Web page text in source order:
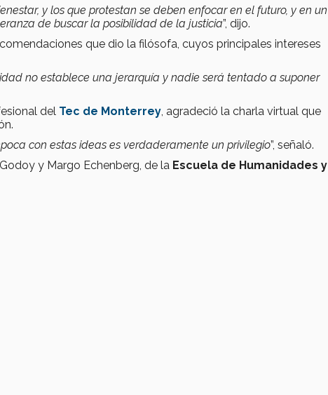
y los que protestan se deben enfocar en el futuro, y en un
de buscar la posibilidad de la justicia”, dijo.
que dio la filósofa, cuyos principales intereses
no establece una jerarquía y nadie será tentado a suponer
del Tec de Monterrey , agradeció la charla virtual que
con estas ideas es verdaderamente un privilegio”, señaló.
y Margo Echenberg, de la Escuela de Humanidades y